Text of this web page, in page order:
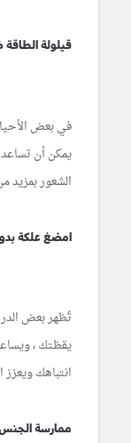
قيلولة الطاقة
في بعض
الشعور بمزيد
امضغ علكة
تُظهر بعض
يقظتك ،
انتباهك ويعزز
ممارسة